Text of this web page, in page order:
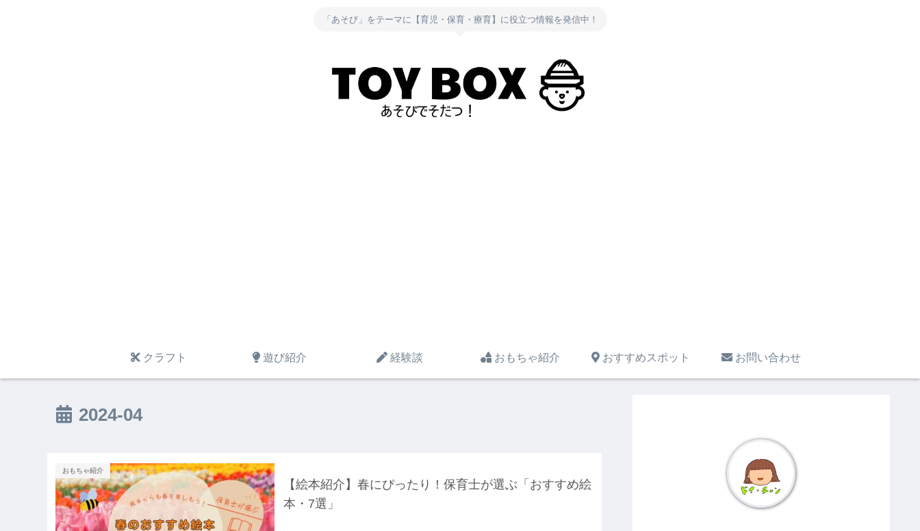
「あそび」をテーマに【育児・保育・療育】に役立つ情報を発信中！
クラフト 遊び紹介 経験談 おもちゃ紹介 おすすめスポット お問い合わせ
2024-04
おもちゃ紹介
【絵本紹介】春にぴったり！保育士が選ぶ「おすすめ絵
本・7選」